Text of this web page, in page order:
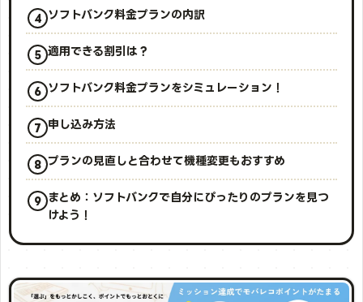
ソフトバンク料金プランの内訳
適用できる割引は？
ソフトバンク料金プランをシミュレーション！
申し込み方法
プランの見直しと合わせて機種変更もおすすめ
まとめ：ソフトバンクで自分にぴったりのプランを見つ
けよう！